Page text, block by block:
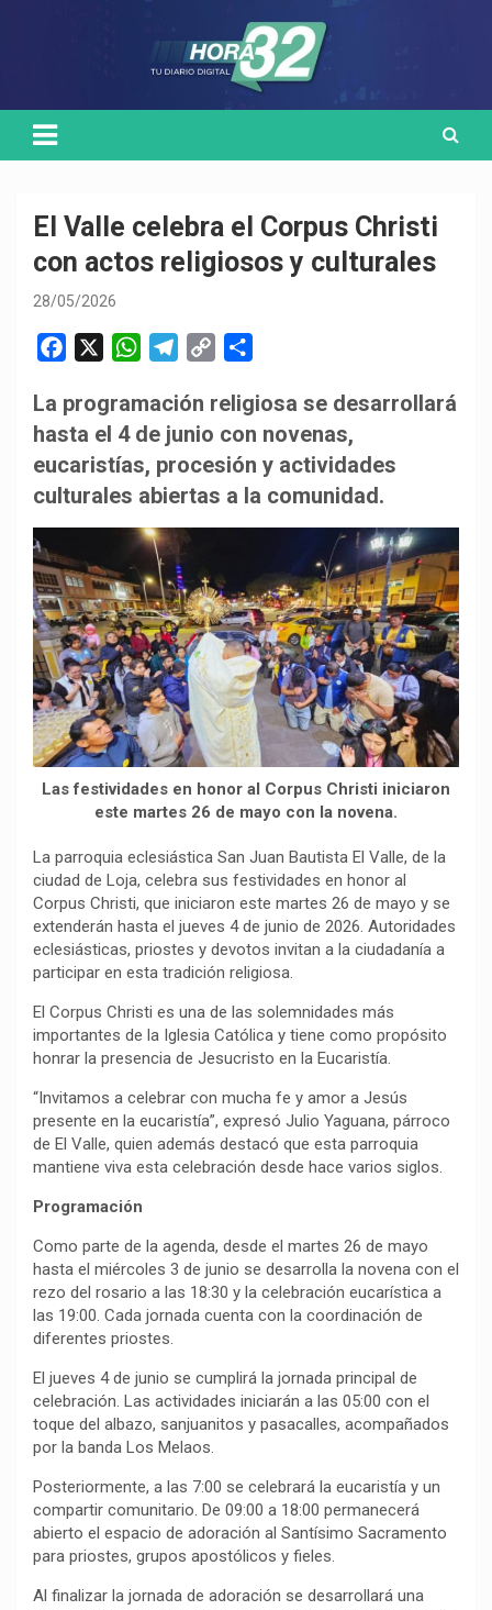
El Valle celebra el Corpus Christi
con actos religiosos y culturales
28/05/2026
c
e
b
o
W
a
t
s
A
p
l
e
g
r
m
p
y
L
i
m
p
a
r
r
La programación religiosa se desarrollará
hasta el 4 de junio con novenas,
eucaristías, procesión y actividades
culturales abiertas a la comunidad.
Las festividades en honor al Corpus Christi iniciaron
este martes 26 de mayo con la novena.
La parroquia eclesiástica San Juan Bautista El Valle, de la
ciudad de Loja, celebra sus festividades en honor al
Corpus Christi, que iniciaron este martes 26 de mayo y se
extenderán hasta el jueves 4 de junio de 2026. Autoridades
eclesiásticas, priostes y devotos invitan a la ciudadanía a
participar en esta tradición religiosa.
El Corpus Christi es una de las solemnidades más
importantes de la Iglesia Católica y tiene como propósito
honrar la presencia de Jesucristo en la Eucaristía.
“Invitamos a celebrar con mucha fe y amor a Jesús
presente en la eucaristía”, expresó Julio Yaguana, párroco
de El Valle, quien además destacó que esta parroquia
mantiene viva esta celebración desde hace varios siglos.
Programación
Como parte de la agenda, desde el martes 26 de mayo
hasta el miércoles 3 de junio se desarrolla la novena con el
rezo del rosario a las 18:30 y la celebración eucarística a
las 19:00. Cada jornada cuenta con la coordinación de
diferentes priostes.
El jueves 4 de junio se cumplirá la jornada principal de
celebración. Las actividades iniciarán a las 05:00 con el
toque del albazo, sanjuanitos y pasacalles, acompañados
por la banda Los Melaos.
Posteriormente, a las 7:00 se celebrará la eucaristía y un
compartir comunitario. De 09:00 a 18:00 permanecerá
abierto el espacio de adoración al Santísimo Sacramento
para priostes, grupos apostólicos y fieles.
Al finalizar la jornada de adoración se desarrollará una